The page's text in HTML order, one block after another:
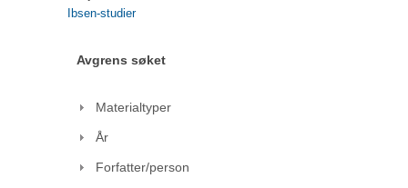
Ibsen-studier
Avgrens søket
Materialtyper
År
Forfatter/person